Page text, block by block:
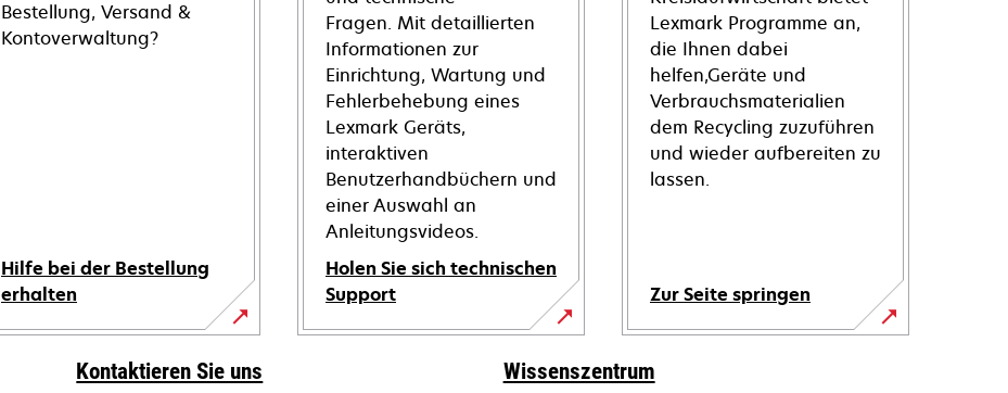
Bestellung, Versand &
Kontoverwaltung?
Hilfe bei der Bestellung
erhalten
Fragen. Mit detaillierten
Informationen zur
Einrichtung, Wartung und
Fehlerbehebung eines
Lexmark Geräts,
interaktiven
Benutzerhandbüchern und
einer Auswahl an
Anleitungsvideos.
Holen Sie sich technischen
Support
wird
Lexmark Programme an,
die Ihnen dabei
helfen,Geräte und
Verbrauchsmaterialien
dem Recycling zuzuführen
und wieder aufbereiten zu
lassen.
Zur Seite springen
Kontaktieren Sie uns Wissenszentrum